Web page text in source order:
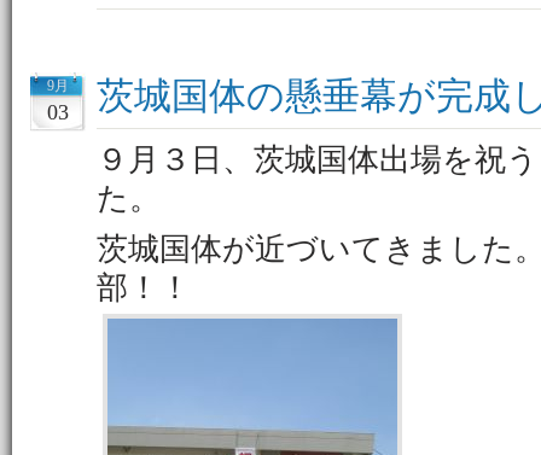
9月
03 茨城国体の懸垂幕が完成
９月３日、茨城国体出場を祝
た。
茨城国体が近づいてきました
部！！